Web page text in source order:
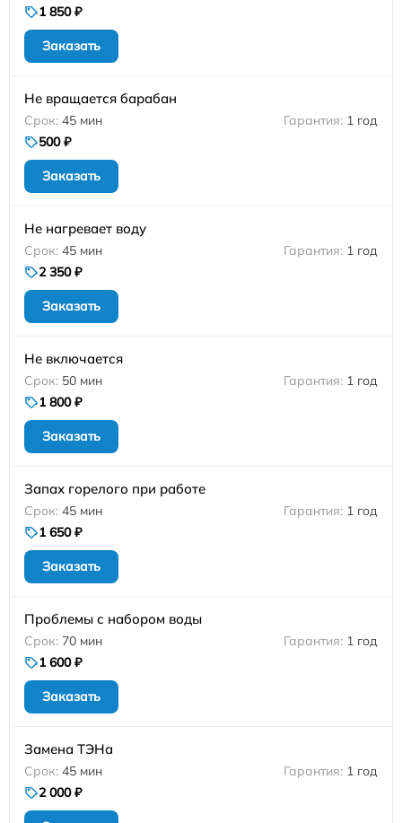
1 850 ₽
Заказать
Не вращается барабан
45 мин
1 год
500 ₽
Заказать
Не нагревает воду
45 мин
1 год
2 350 ₽
Заказать
Не включается
50 мин
1 год
1 800 ₽
Заказать
Запах горелого при работе
45 мин
1 год
1 650 ₽
Заказать
Проблемы с набором воды
70 мин
1 год
1 600 ₽
Заказать
Замена ТЭНа
45 мин
1 год
2 000 ₽